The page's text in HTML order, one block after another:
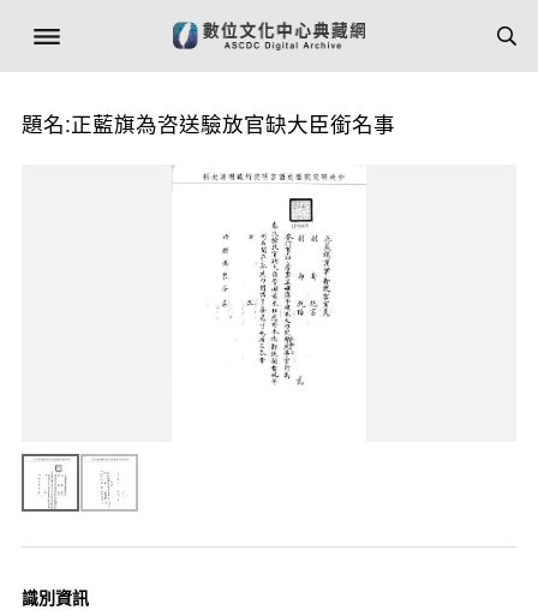
題名:正藍旗為咨送驗放官缺大臣銜名事
識別資訊